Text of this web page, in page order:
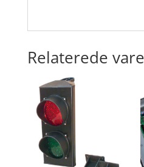
Relaterede